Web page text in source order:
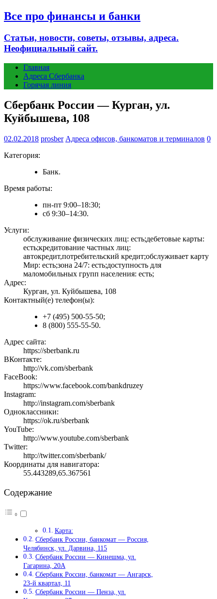
Все про финансы и банки
Статьи, новости, советы, отзывы, адреса.
Неофициальный сайт.
Главная
Адреса Сбербанка
Горячая линия
Сбербанк России — Курган, ул.
Куйбышева, 108
02.02.2018 prosber Адреса офисов, банкоматов и терминалов 0
Категория:
Банк.
Время работы:
пн-пт 9:00–18:30;
сб 9:30–14:30.
Услуги:
обслуживание физических лиц: есть;дебетовые карты:
есть;кредитование частных лиц:
автокредит,потребительский кредит;обслуживает карту
Мир: есть;зона 24/7: есть;доступность для
маломобильных групп населения: есть;
Адрес:
Курган, ул. Куйбышева, 108
Контактный(е) телефон(ы):
+7 (495) 500-55-50;
8 (800) 555-55-50.
Адрес сайта:
https://sberbank.ru
ВКонтакте:
http://vk.com/sberbank
FaceBook:
https://www.facebook.com/bankdruzey
Instagram:
http://instagram.com/sberbank
Одноклассники:
https://ok.ru/sberbank
YouTube:
http://www.youtube.com/sberbank
Twitter:
http://twitter.com/sberbank/
Координаты для навигатора:
55.443289,65.367561
Содержание
Карта:
Сбербанк России, банкомат — Россия,
Челябинск, ул. Дарвина, 115
Сбербанк России — Кинешма, ул.
Гагарина, 20А
Сбербанк России, банкомат — Ангарск,
23-й квартал, 11
Сбербанк России — Пенза, ул.